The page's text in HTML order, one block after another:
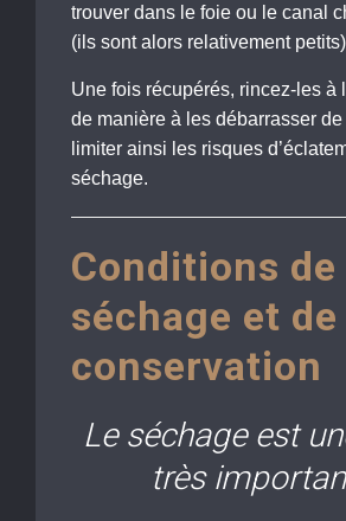
trouver dans le foie ou le canal
(ils sont alors relativement
Une fois récupérés, rincez-les à
de manière à les débarrasser
limiter ainsi les risques
séchage.
Conditions de
séchage et de
conservation
Le séchage est
très